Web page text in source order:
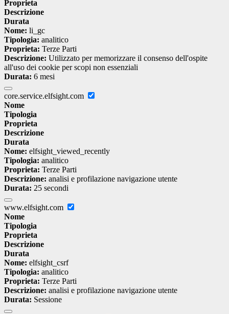
Proprieta
Descrizione
Durata
Nome: li_gc
Tipologia: analitico
Proprieta: Terze Parti
Descrizione: Utilizzato per memorizzare il consenso dell'ospite
all'uso dei cookie per scopi non essenziali
Durata: 6 mesi
core.service.elfsight.com
Nome
Tipologia
Proprieta
Descrizione
Durata
Nome: elfsight_viewed_recently
Tipologia: analitico
Proprieta: Terze Parti
Descrizione: analisi e profilazione navigazione utente
Durata: 25 secondi
www.elfsight.com
Nome
Tipologia
Proprieta
Descrizione
Durata
Nome: elfsight_csrf
Tipologia: analitico
Proprieta: Terze Parti
Descrizione: analisi e profilazione navigazione utente
Durata: Sessione